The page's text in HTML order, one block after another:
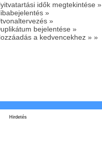
idők megtekintése »
»
»
bejelentése »
a kedvencekhez » »
Hirdetés